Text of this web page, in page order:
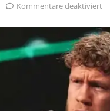
Kommentare deaktiviert